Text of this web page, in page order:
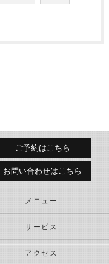
ご予約はこちら
お問い合わせはこちら
メニュー
サービス
アクセス